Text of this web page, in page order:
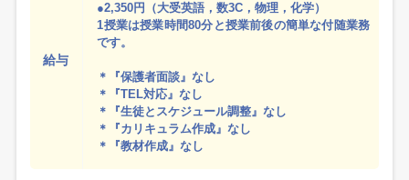
給与
●2,350円（大受英語，数3C，物理，化学）
1授業は授業時間80分と授業前後の簡単な付随業務
です。
＊『保護者面談』なし
＊『TEL対応』なし
＊『生徒とスケジュール調整』なし
＊『カリキュラム作成』なし
＊『教材作成』なし